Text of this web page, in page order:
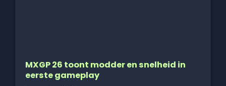
MXGP 26 toont modder en snelheid in
eerste gameplay